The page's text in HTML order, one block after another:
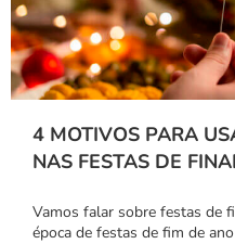
4 MOTIVOS PARA
NAS FESTAS DE
Vamos falar sobre festas de
época de festas de fim de